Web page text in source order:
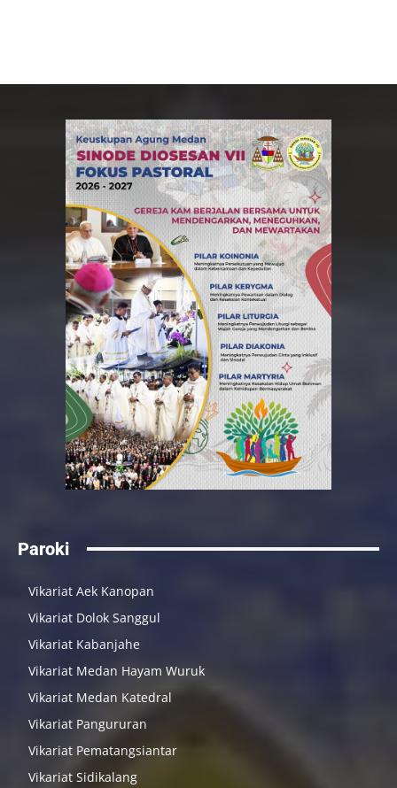
Paroki
Vikariat Aek Kanopan
Vikariat Dolok Sanggul
Vikariat Kabanjahe
Vikariat Medan Hayam Wuruk
Vikariat Medan Katedral
Vikariat Pangururan
Vikariat Pematangsiantar
Vikariat Sidikalang